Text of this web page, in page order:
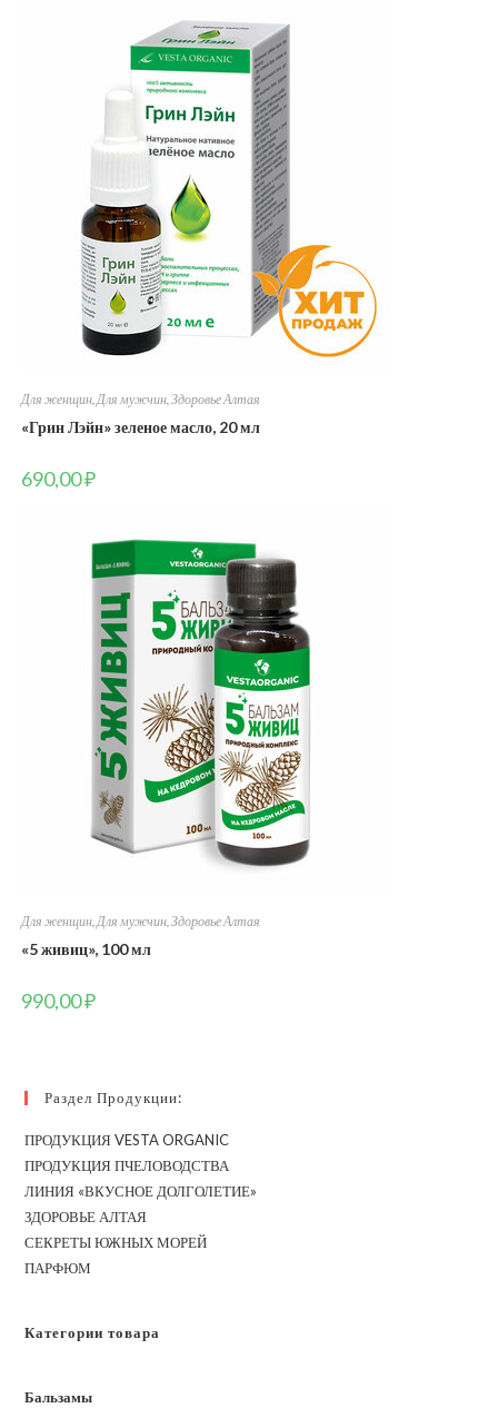
Для женщин,Для мужчин,Здоровье Алтая
«Грин Лэйн» зеленое масло, 20 мл
690,00₽
Для женщин, Для мужчин, Здоровье Алтая
«5 живиц», 100 мл
990,00₽
Раздел Продукции:
ПРОДУКЦИЯ VESTA ORGANIC
ПРОДУКЦИЯ ПЧЕЛОВОДСТВА
ЛИНИЯ «ВКУСНОЕ ДОЛГОЛЕТИЕ»
ЗДОРОВЬЕ АЛТАЯ
СЕКРЕТЫ ЮЖНЫХ МОРЕЙ
ПАРФЮМ
Категории товара
Бальзамы